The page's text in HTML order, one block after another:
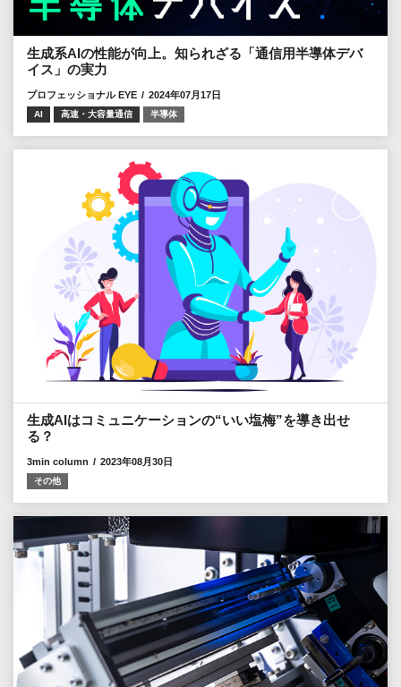
生成系AIの性能が向上。知られざる「通信用半導体デバ
イス」の実力
プロフェッショナル EYE 2024年07月17日
AI 高速・大容量通信 半導体
生成AIはコミュニケーションの“いい塩梅”を導き出せ
る？
3min column 2023年08月30日
その他